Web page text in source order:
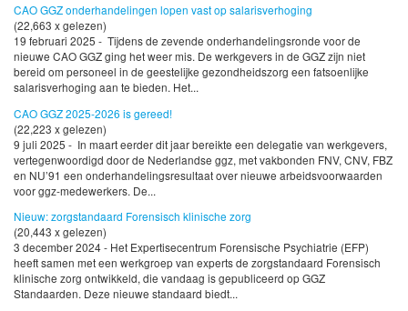
CAO GGZ onderhandelingen lopen vast op salarisverhoging
(22,663 x gelezen)
19 februari 2025 - Tijdens de zevende onderhandelingsronde voor de
nieuwe CAO GGZ ging het weer mis. De werkgevers in de GGZ zijn niet
bereid om personeel in de geestelijke gezondheidszorg een fatsoenlijke
salarisverhoging aan te bieden. Het...
CAO GGZ 2025-2026 is gereed!
(22,223 x gelezen)
9 juli 2025 - In maart eerder dit jaar bereikte een delegatie van werkgevers,
vertegenwoordigd door de Nederlandse ggz, met vakbonden FNV, CNV, FBZ
en NU’91 een onderhandelingsresultaat over nieuwe arbeidsvoorwaarden
voor ggz-medewerkers. De...
Nieuw: zorgstandaard Forensisch klinische zorg
(20,443 x gelezen)
3 december 2024 - Het Expertisecentrum Forensische Psychiatrie (EFP)
heeft samen met een werkgroep van experts de zorgstandaard Forensisch
klinische zorg ontwikkeld, die vandaag is gepubliceerd op GGZ
Standaarden. Deze nieuwe standaard biedt...